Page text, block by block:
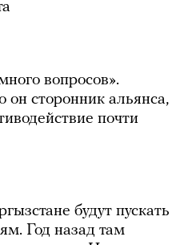
вопросов».
он сторонник альянса,
почти
будут пускать
Год назад там